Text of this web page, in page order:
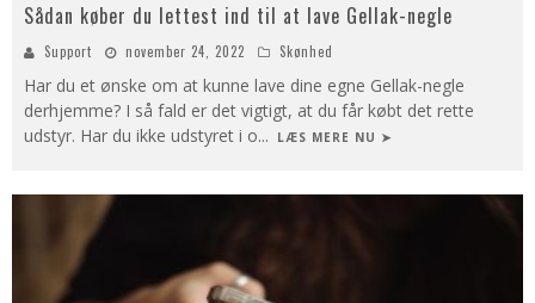
Sådan køber du lettest ind til at lave Gellak-negle
Support november 24, 2022 Skønhed
Har du et ønske om at kunne lave dine egne Gellak-negle
derhjemme? I så fald er det vigtigt, at du får købt det rette
udstyr. Har du ikke udstyret i o... LÆS MERE NU ➤